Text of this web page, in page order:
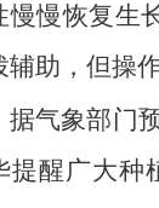
慢慢恢复生
辅助，但操
据气象部门
提醒广大种